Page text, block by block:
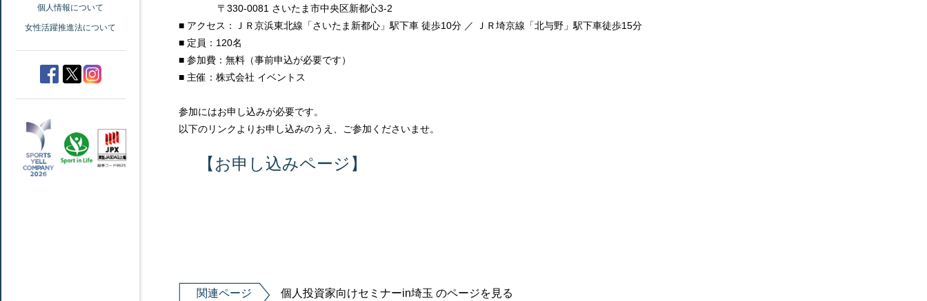
個人情報について
女性活躍推進法について
〒330-0081 さいたま市中央区新都心3-2
■ アクセス：ＪＲ京浜東北線「さいたま新都心」駅下車 徒歩10分 ／ ＪＲ埼京線「北与野」駅下車徒歩15分
■ 定員：120名
■ 参加費：無料（事前申込が必要です）
■ 主催：株式会社 イベントス
参加にはお申し込みが必要です。
以下のリンクよりお申し込みのうえ、ご参加くださいませ。
【お申し込みページ】
関連ページ 個人投資家向けセミナーin埼玉 のページを見る